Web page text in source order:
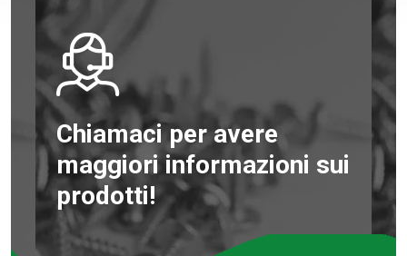
Chiamaci per avere
maggiori informazioni sui
prodotti!